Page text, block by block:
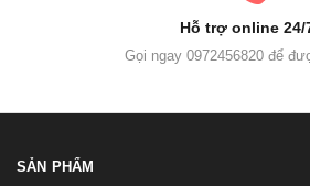
Hỗ trợ online 24/
Gọi ngay 0972456820 để
SẢN PHẨM